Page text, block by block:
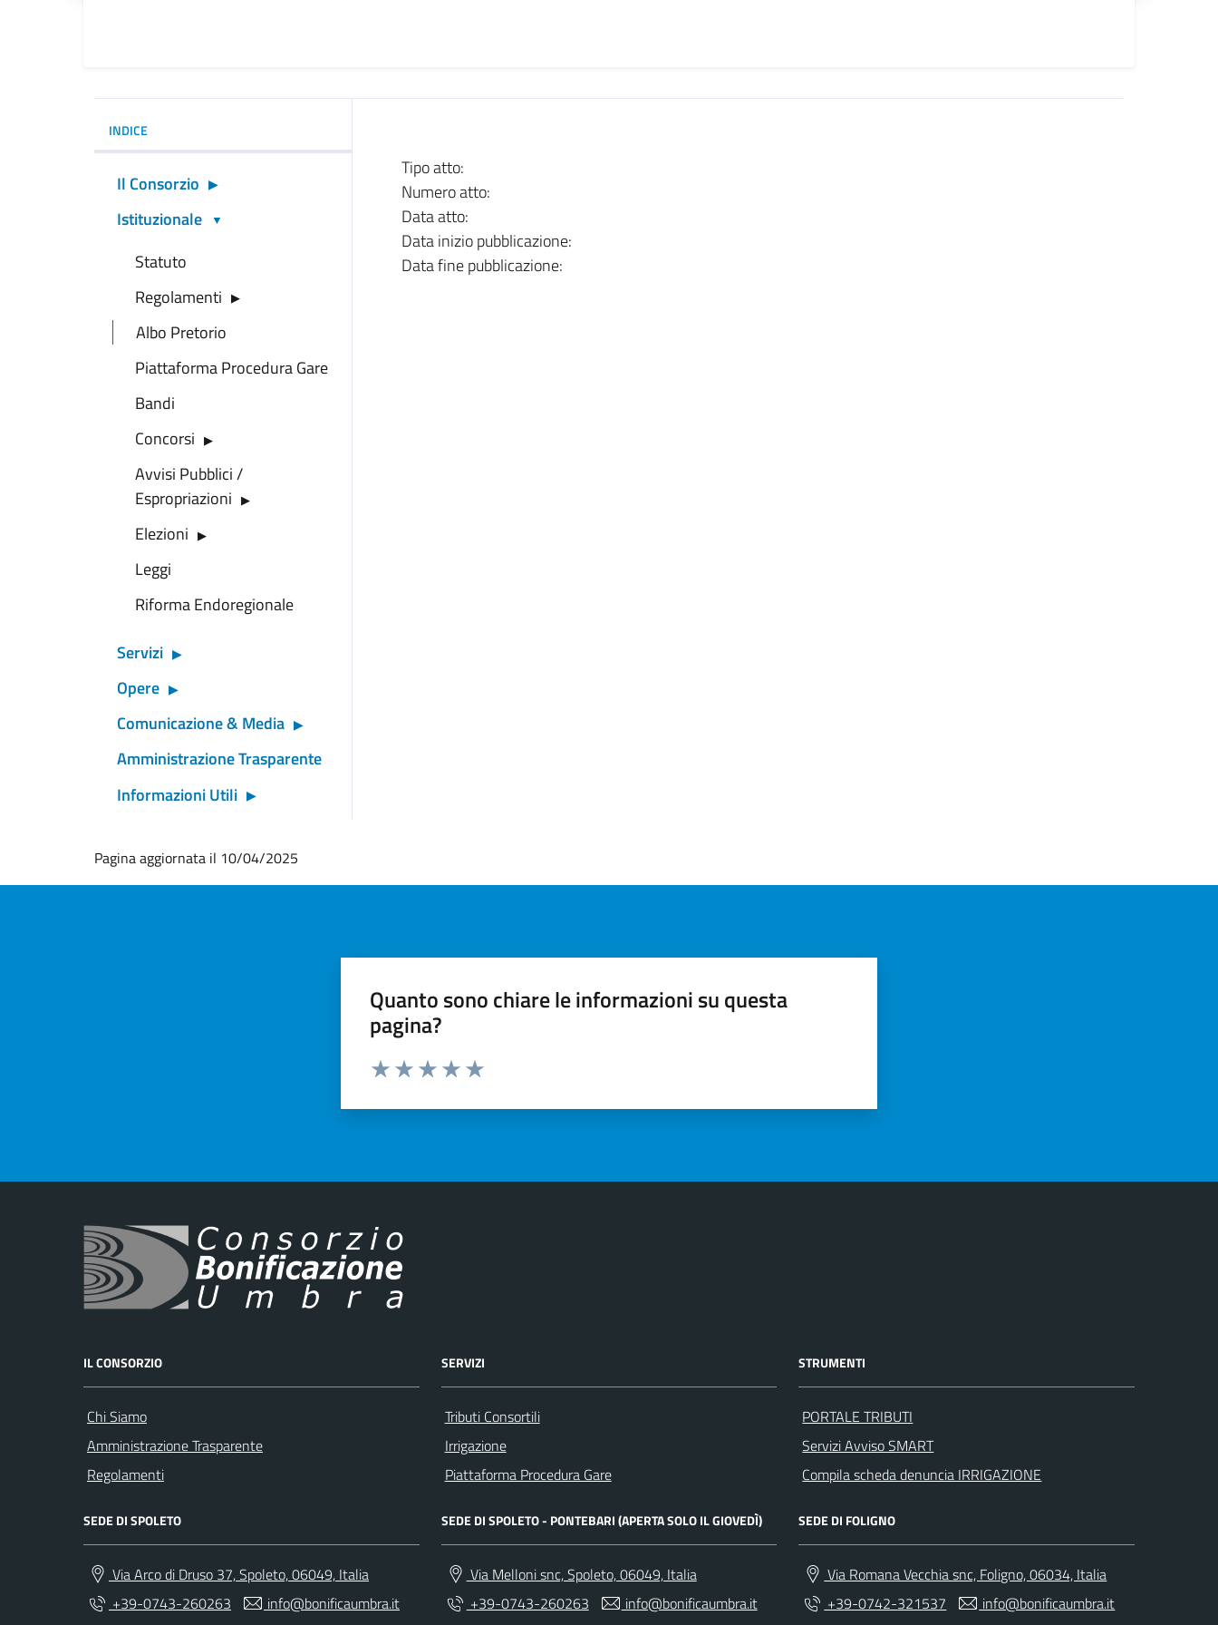
INDICE
Il Consorzio
Istituzionale
Statuto
Regolamenti
Albo Pretorio
Piattaforma Procedura Gare
Bandi
Concorsi
Avvisi Pubblici /
Espropriazioni
Elezioni
Leggi
Riforma Endoregionale
Servizi
Opere
Comunicazione & Media
Amministrazione Trasparente
Informazioni Utili
Tipo atto:
Numero atto:
Data atto:
Data inizio pubblicazione:
Data fine pubblicazione:
Pagina aggiornata il 10/04/2025
Quanto sono chiare le informazioni su questa
pagina?
IL CONSORZIO
Chi Siamo
Amministrazione Trasparente
Regolamenti
SEDE DI SPOLETO
Via Arco di Druso 37, Spoleto, 06049, Italia
+39-0743-260263
info@bonificaumbra.it
SERVIZI
Tributi Consortili
Irrigazione
Piattaforma Procedura Gare
SEDE DI SPOLETO - PONTEBARI (APERTA SOLO IL GIOVEDÌ)
Via Melloni snc, Spoleto, 06049, Italia
+39-0743-260263
info@bonificaumbra.it
STRUMENTI
PORTALE TRIBUTI
Servizi Avviso SMART
Compila scheda denuncia IRRIGAZIONE
SEDE DI FOLIGNO
Via Romana Vecchia snc, Foligno, 06034, Italia
+39-0742-321537
info@bonificaumbra.it